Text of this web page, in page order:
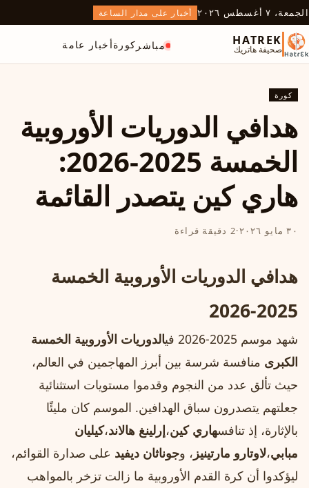
الجمعة، ٧ أغسطس ٢٠٢٦ أخبار على مدار الساعة
HATREK
صحيفة هاتريك مباشر كورةأخبار عامة
كورة
هدافي الدوريات الأوروبية
الخمسة 2025-2026:
هاري كين يتصدر القائمة
٣٠ مايو ٢٠٢٦ ·2 دقيقة قراءة
هدافي الدوريات الأوروبية الخمسة
2025-2026
شهد موسم 2025-2026 في
الدوريات الأوروبية الخمسة
الكبرى منافسة شرسة بين أبرز المهاجمين في العالم،
حيث تألق عدد من النجوم وقدموا مستويات استثنائية
جعلتهم يتصدرون سباق الهدافين. الموسم كان مليئًا
بالإثارة، إذ تنافسهاري كين،إرلينغ هالاند،كيليان
مبابي،لاوتارو مارتينيز ، وجوناثان ديفيد على صدارة القوائم،
ليؤكدوا أن كرة القدم الأوروبية ما زالت تزخر بالمواهب